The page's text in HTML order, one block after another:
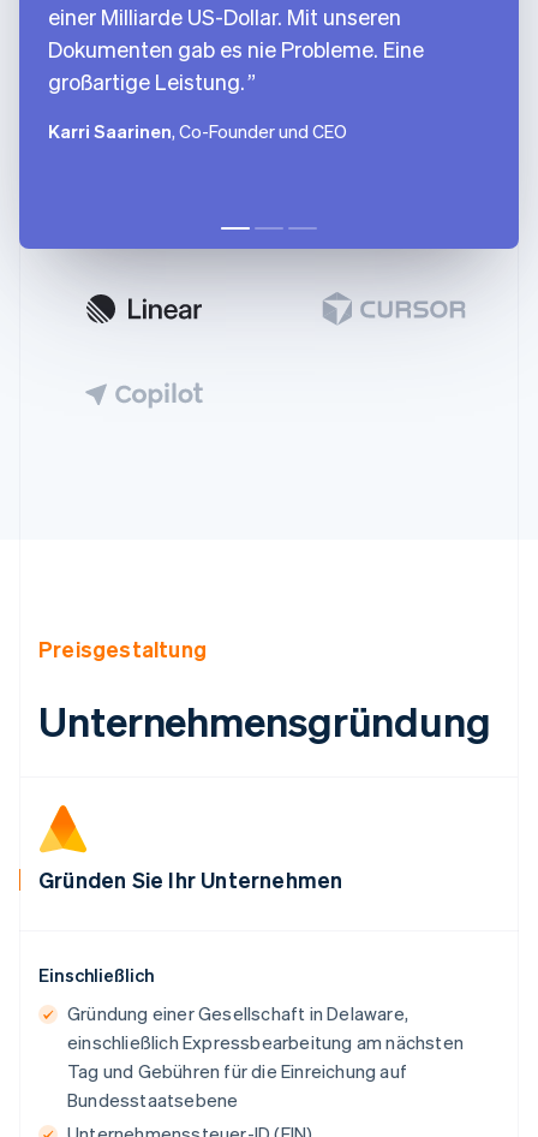
einer Milliarde US-Dollar. Mit unseren
Dokumenten gab es nie Probleme. Eine
großartige Leistung.
Karri Saarinen, Co-Founder und CEO
Preisgestaltung
Unternehmensgründung
Gründen Sie Ihr Unternehmen
Einschließlich
Gründung einer Gesellschaft in Delaware,
einschließlich Expressbearbeitung am nächsten
Tag und Gebühren für die Einreichung auf
Bundesstaatsebene
Belgien
Nederlands Français
PortuguêsEnglish
Bulgarien
Deutschland
Deutsch
Estland
Finnland
Frankreich
FrançaisEnglish
Gibraltar
English
Griechenland